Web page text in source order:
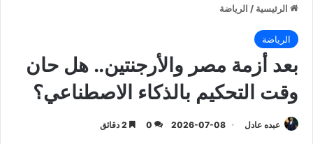
الرئيسية / الرياضة
الرياضة
بعد أزمة مصر والأرجنتين.. هل حان
وقت التحكيم بالذكاء الاصطناعي؟
عبده عادل 2026-07-08
0